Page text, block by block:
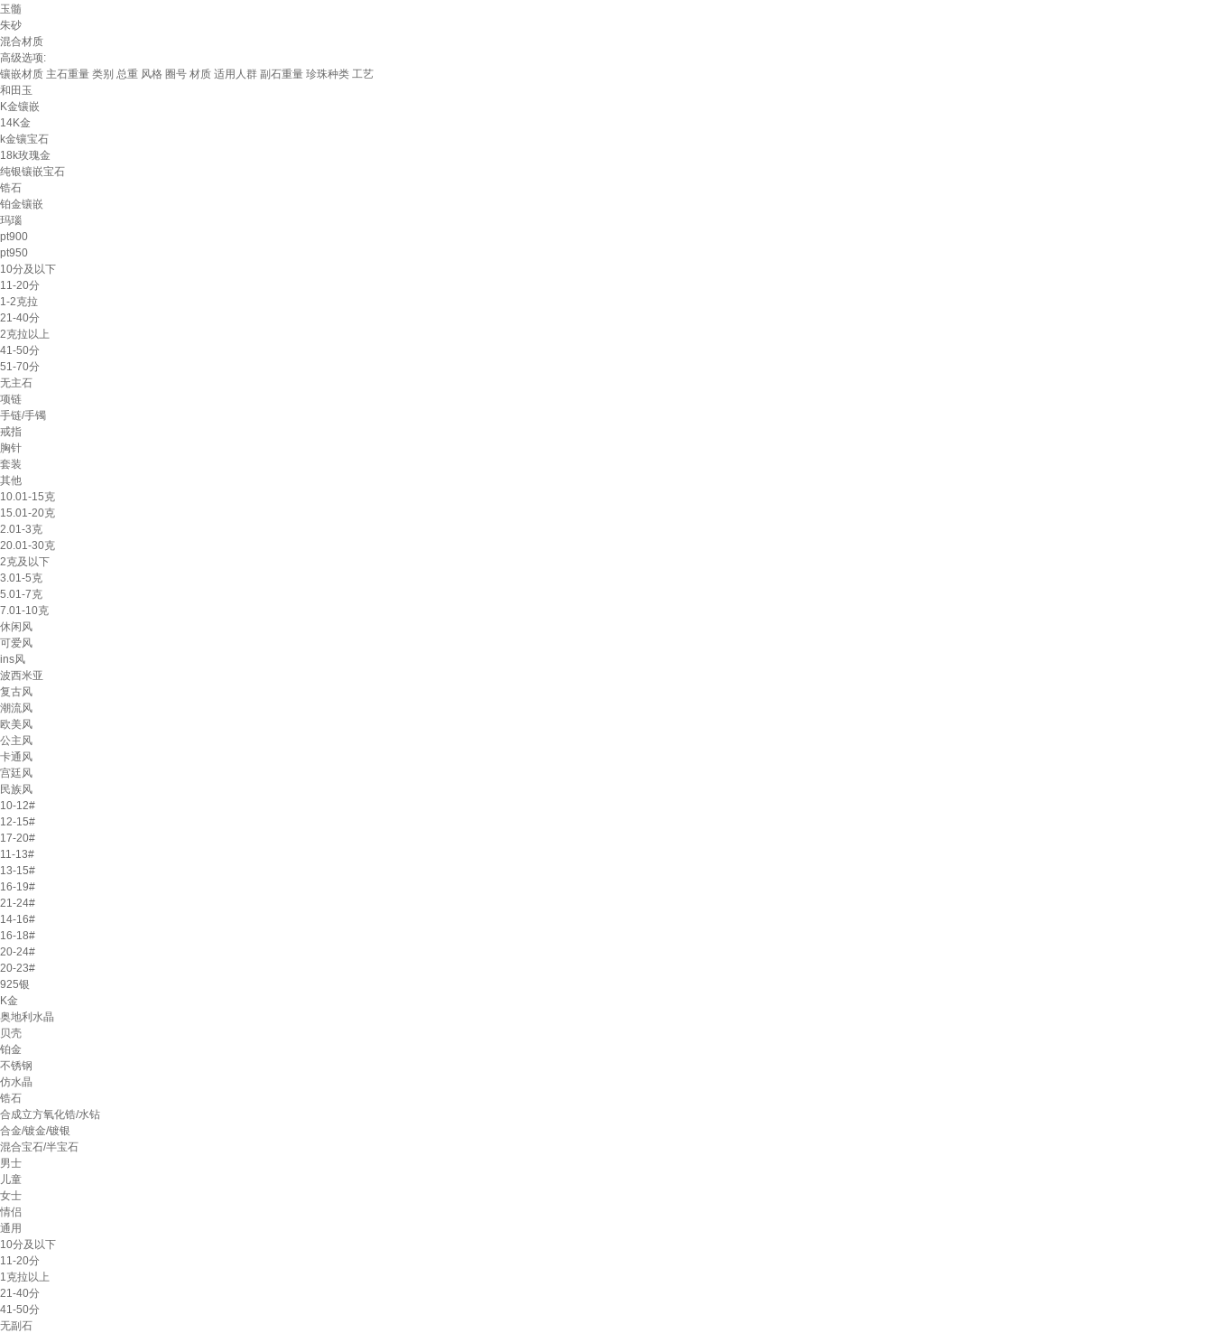
玉髓
朱砂
混合材质
高级选项:
镶嵌材质 主石重量 类别 总重 风格 圈号 材质 适用人群 副石重量 珍珠种类 工艺
和田玉
K金镶嵌
14K金
k金镶宝石
18k玫瑰金
纯银镶嵌宝石
锆石
铂金镶嵌
玛瑙
pt900
pt950
10分及以下
11-20分
1-2克拉
21-40分
2克拉以上
41-50分
51-70分
无主石
项链
手链/手镯
戒指
胸针
套装
其他
10.01-15克
15.01-20克
2.01-3克
20.01-30克
2克及以下
3.01-5克
5.01-7克
7.01-10克
休闲风
可爱风
ins风
波西米亚
复古风
潮流风
欧美风
公主风
卡通风
宫廷风
民族风
10-12#
12-15#
17-20#
11-13#
13-15#
16-19#
21-24#
14-16#
16-18#
20-24#
20-23#
925银
K金
奥地利水晶
贝壳
铂金
不锈钢
仿水晶
锆石
合成立方氧化锆/水钻
合金/镀金/镀银
混合宝石/半宝石
男士
儿童
女士
情侣
通用
10分及以下
11-20分
1克拉以上
21-40分
41-50分
无副石